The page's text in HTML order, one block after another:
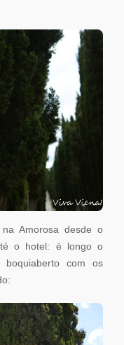
Amorosa desde o
o hotel: é longo o
boquiaberto com os